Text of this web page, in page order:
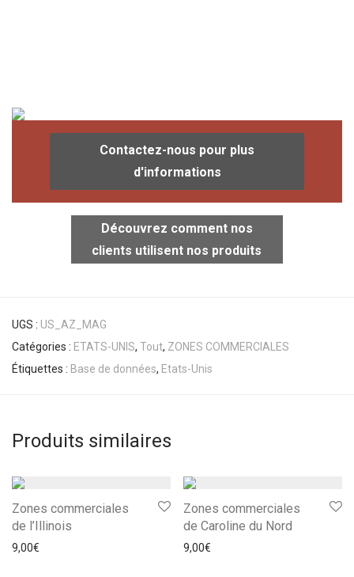
Contactez-nous pour plus
d'informations
Découvrez comment nos
clients utilisent nos produits
UGS : US_AZ_MAG
Catégories : ETATS-UNIS, Tout, ZONES COMMERCIALES
Étiquettes : Base de données, Etats-Unis
Produits similaires
Zones commerciales
de l’Illinois
9,00€
Zones commerciales
de Caroline du Nord
9,00€